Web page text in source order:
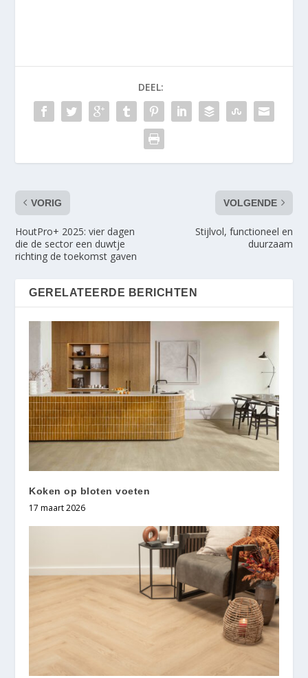
DEEL:
VORIG
HoutPro+ 2025: vier dagen
die de sector een duwtje
richting de toekomst gaven
VOLGENDE
Stijlvol, functioneel en
duurzaam
GERELATEERDE BERICHTEN
Koken op bloten voeten
17 maart 2026